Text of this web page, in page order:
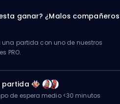
ganar? ¿Malos
una partida con uno de nuestros
PRO.
partida
de espera medio <30 minutos